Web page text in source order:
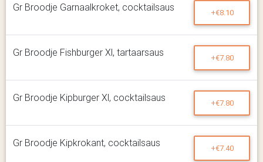
Gr Broodje Garnaalkroket, cocktailsaus +€8.10
Gr Broodje Fishburger Xl, tartaarsaus +€7.80
Gr Broodje Kipburger Xl, cocktailsaus +€7.80
Gr Broodje Kipkrokant, cocktailsaus +€7.40